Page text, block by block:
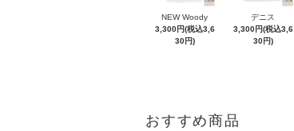
NEW Woody
3,300円(税込3,6
30円)
デニス
3,300円(税込3,6
30円)
おすすめ商品